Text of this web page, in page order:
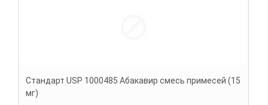
Стандарт USP 1000485 Абакавир смесь примесей (15
мг)